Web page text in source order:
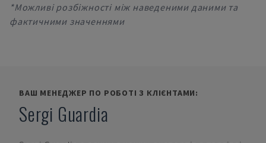
*Можливі розбіжності між наведеними даними та
фактичними значеннями
ВАШ МЕНЕДЖЕР ПО РОБОТІ З КЛІЄНТАМИ:
Sergi Guardia